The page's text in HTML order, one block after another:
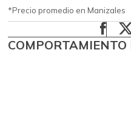
*Precio promedio en Manizales
COMPORTAMIENTO